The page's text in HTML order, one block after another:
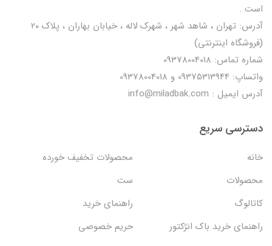
است .
آدرس: تهران ، شاهد شهر ، شهرک لاله ، خیابان بهاران ، پلاک ۲۰
(فروشگاه اینترنتی)
شماره تماس: 09378004018
واتساپ: 09375313944 و 09378004018
آدرس ایمیل : info@miladbak.com
دسترسی سریع
خانه
محصولات تخفیف خورده
محصولات
ست
کاتالوگ
راهنمای خرید
راهنمای خرید باک انژکتور
حریم خصوصی